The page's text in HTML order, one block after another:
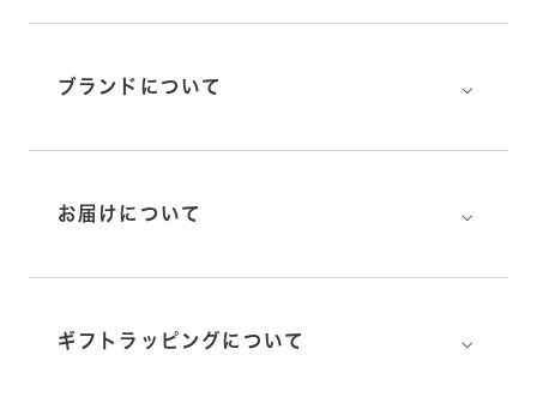
ブランドについて ⌵
お届けについて ⌵
ギフトラッピングについて ⌵